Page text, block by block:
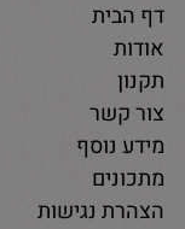
דף הבית
אודות
תקנון
צור קשר
מידע נוסף
מתכונים
הצהרת נגישות